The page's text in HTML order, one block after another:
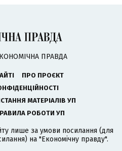
ПРАВДА
ПРО ПРОЄКТ
МАТЕРІАЛІВ УП
РОБОТИ УП
лише за умови посилання (для
на "Економічну правду".